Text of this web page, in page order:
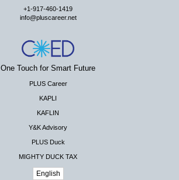
+1-917-460-1419
info@pluscareer.net
One Touch for Smart Future
PLUS Career
KAPLI
KAFLIN
Y&K Advisory
PLUS Duck
MIGHTY DUCK TAX
English